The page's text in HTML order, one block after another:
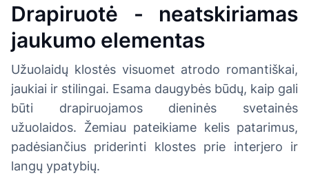
Drapiruotė - neatskiriamas
jaukumo elementas
Užuolaidų klostės visuomet atrodo romantiškai,
jaukiai ir stilingai. Esama daugybės būdų, kaip gali
būti drapiruojamos dieninės svetainės
užuolaidos. Žemiau pateikiame kelis patarimus,
padėsiančius priderinti klostes prie interjero ir
langų ypatybių.